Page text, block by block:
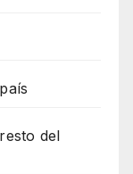
del